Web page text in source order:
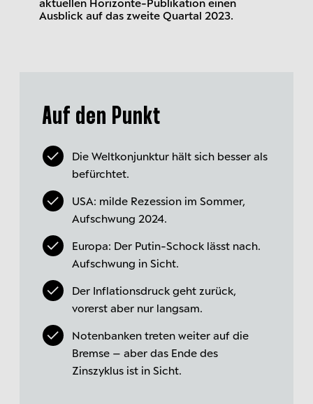
Ausblick auf das zweite Quartal 2023.
Auf den Punkt
Die Weltkonjunktur hält sich besser als
befürchtet.
USA: milde Rezession im Sommer,
Aufschwung 2024.
Europa: Der Putin-Schock lässt nach.
Aufschwung in Sicht.
Der Inflationsdruck geht zurück,
vorerst aber nur langsam.
Notenbanken treten weiter auf die
Bremse – aber das Ende des
Zinszyklus ist in Sicht.